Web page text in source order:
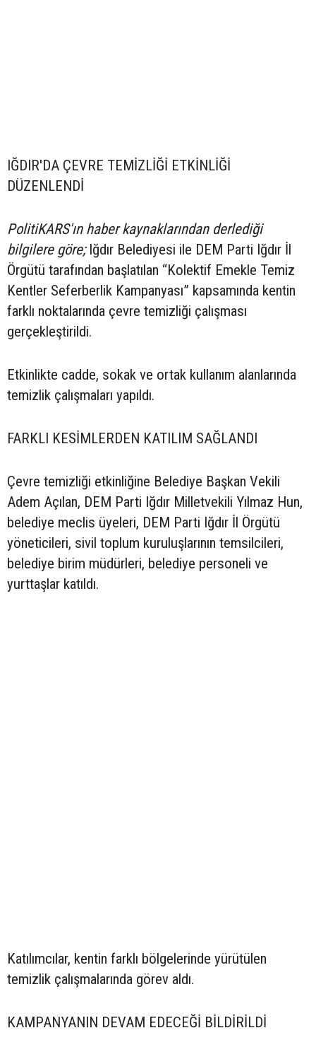
IĞDIR'DA ÇEVRE TEMİZLİĞİ ETKİNLİĞİ
DÜZENLENDİ
PolitiKARS'ın haber kaynaklarından derlediği
bilgilere göre;Iğdır Belediyesi ile DEM Parti Iğdır İl
Örgütü tarafından başlatılan “Kolektif Emekle Temiz
Kentler Seferberlik Kampanyası” kapsamında kentin
farklı noktalarında çevre temizliği çalışması
gerçekleştirildi.
Etkinlikte cadde, sokak ve ortak kullanım alanlarında
temizlik çalışmaları yapıldı.
FARKLI KESİMLERDEN KATILIM SAĞLANDI
Çevre temizliği etkinliğine Belediye Başkan Vekili
Adem Açılan, DEM Parti Iğdır Milletvekili Yılmaz Hun,
belediye meclis üyeleri, DEM Parti Iğdır İl Örgütü
yöneticileri, sivil toplum kuruluşlarının temsilcileri,
belediye birim müdürleri, belediye personeli ve
yurttaşlar katıldı.
Katılımcılar, kentin farklı bölgelerinde yürütülen
temizlik çalışmalarında görev aldı.
KAMPANYANIN DEVAM EDECEĞİ BİLDİRİLDİ